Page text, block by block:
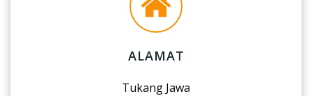
ALAMAT
Tukang Jawa